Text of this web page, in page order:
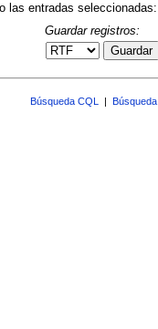
las entradas seleccionadas:
Guardar registros:
Guardar
Búsqueda CQL